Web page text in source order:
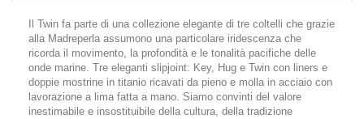
Il Twin fa parte di una collezione elegante di tre coltelli che grazie
alla Madreperla assumono una particolare iridescenza che
ricorda il movimento, la profondità e le tonalità pacifiche delle
onde marine. Tre eleganti slipjoint: Key, Hug e Twin con liners e
doppie mostrine in titanio ricavati da pieno e molla in acciaio con
lavorazione a lima fatta a mano. Siamo convinti del valore
inestimabile e insostituibile della cultura, della tradizione